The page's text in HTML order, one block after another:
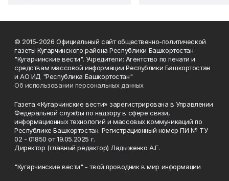
© 2015-2026 Официальный сайт общественно-политической
газеты Кугарчинского района Республики Башкортостан
"Кугарчинские вести". Учредители: Агентство по печати и
средствам массовой информации Республики Башкортостан
и АО ИД "Республика Башкортостан"
Об использовании персональных данных
Газета «Кугарчинские вести» зарегистрирована в Управлении
Федеральной службы по надзору в сфере связи,
информационных технологий и массовых коммуникаций по
Республике Башкортостан. Регистрационный номер ПИ № ТУ
02 - 01850 от 19.05.2025 г.
Директор (главный редактор) Ладыженко А.Г.
"Кугарчинские вести" - твой проводник в мир информации